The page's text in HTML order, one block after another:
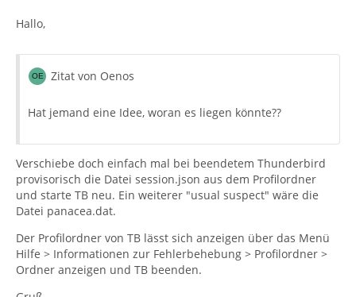
Hallo,
Zitat von Oenos
Hat jemand eine Idee, woran es liegen könnte??
Verschiebe doch einfach mal bei beendetem Thunderbird
provisorisch die Datei session.json aus dem Profilordner
und starte TB neu. Ein weiterer "usual suspect" wäre die
Datei panacea.dat.
Der Profilordner von TB lässt sich anzeigen über das Menü
Hilfe > Informationen zur Fehlerbehebung > Profilordner >
Ordner anzeigen und TB beenden.